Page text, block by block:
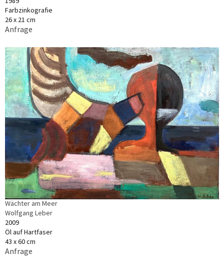
Farbzinkografie
26 x 21 cm
Anfrage
Wächter am Meer
Wolfgang Leber
2009
Öl auf Hartfaser
43 x 60 cm
Anfrage